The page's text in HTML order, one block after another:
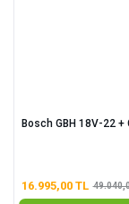
Bosch GBH 18V-22 +
16.995,00 TL